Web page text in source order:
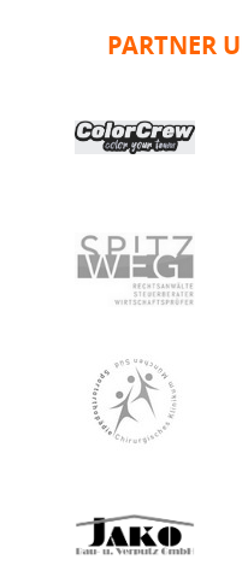
PARTNER